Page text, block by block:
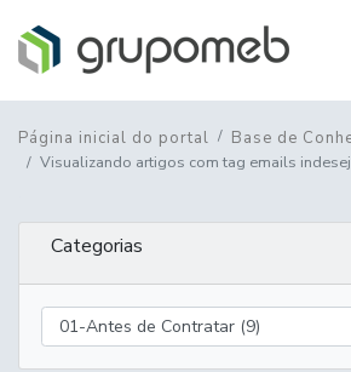
Página inicial do portal Base de
Visualizando artigos com tag emails
Categorias